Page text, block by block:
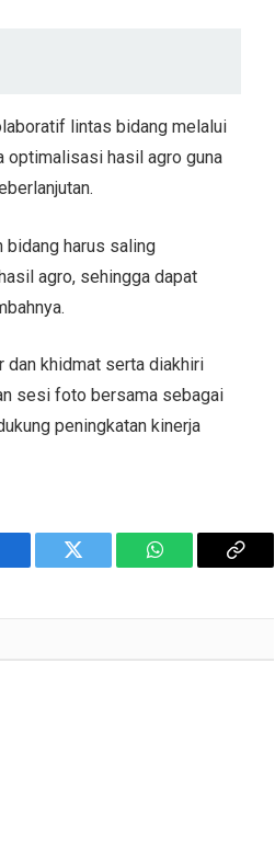
lintas bidang melalui
optimalisasi hasil agro guna
bidang harus saling
agro, sehingga dapat
dan khidmat serta diakhiri
sesi foto bersama sebagai
peningkatan kinerja
Twitter WhatsAppCopy